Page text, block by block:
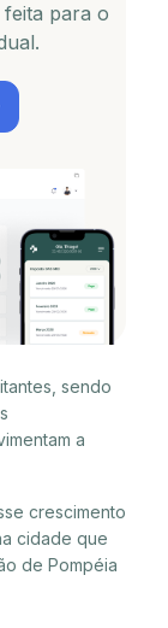
para o
sendo
a
crescimento
cidade que
de Pompéia